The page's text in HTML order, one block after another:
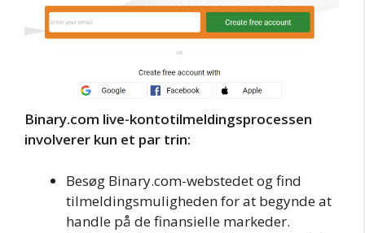
Binary.com live-kontotilmeldingsprocessen
involverer kun et par trin:
Besøg Binary.com-webstedet og find
tilmeldingsmuligheden for at begynde at
handle på de finansielle markeder.